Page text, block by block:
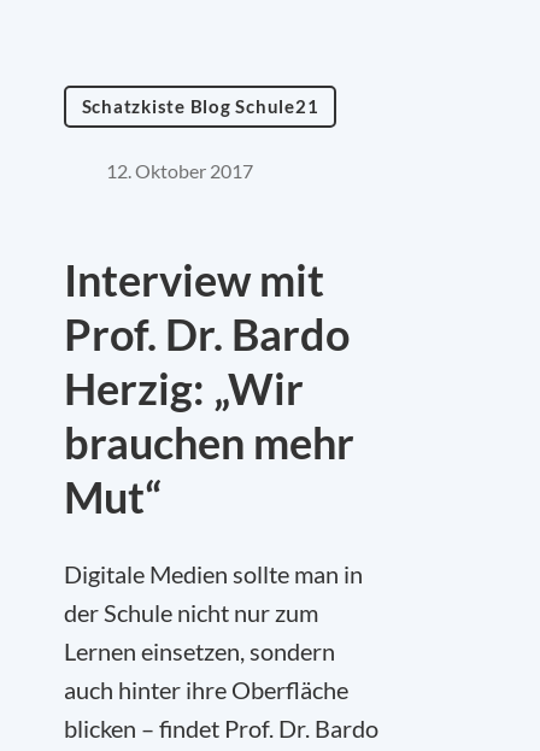
Schatzkiste Blog Schule21
12. Oktober 2017
Interview mit
Prof. Dr. Bardo
Herzig: „Wir
brauchen mehr
Mut“
Digitale Medien sollte man in
der Schule nicht nur zum
Lernen einsetzen, sondern
auch hinter ihre Oberfläche
blicken – findet Prof. Dr. Bardo